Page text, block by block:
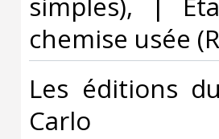
chemise usée
‎Les éditions
Carlo‎